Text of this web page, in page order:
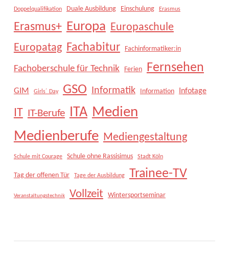
Doppelqualifikation Duale Ausbildung Einschulung Erasmus
Erasmus+ Europa Europaschule
Europatag Fachabitur Fachinformatiker:in
Fachoberschule für Technik Ferien Fernsehen
GIM Girls´ Day GSO Informatik Information Infotage
IT IT-Berufe ITA Medien
Medienberufe Mediengestaltung
Schule mit Courage Schule ohne Rassisimus Stadt Köln
Tag der offenen Tür Tage der Ausbildung Trainee-TV
Veranstaltungstechnik Vollzeit Wintersportseminar